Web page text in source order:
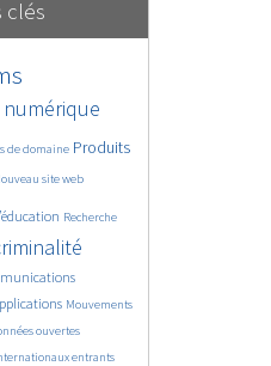
clés
de domaine Produits
site web
Recherche
Mouvements
ouvertes
entrants